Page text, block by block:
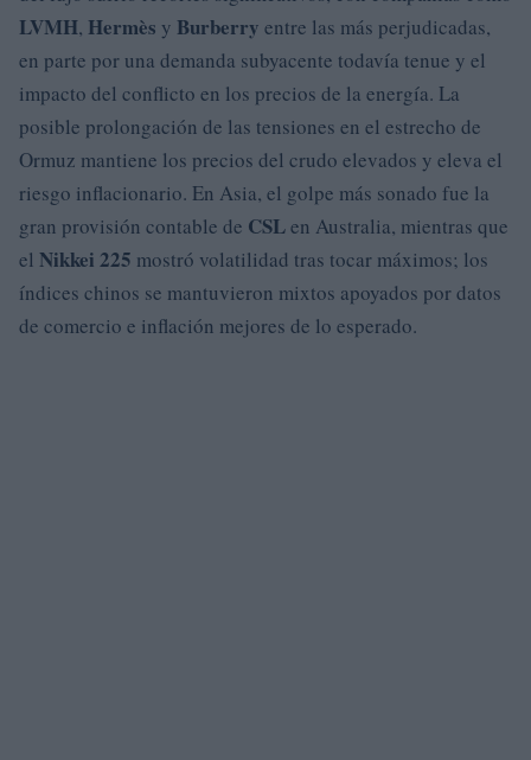
LVMH, Hermès y Burberry entre las más perjudicadas,
en parte por una demanda subyacente todavía tenue y el
impacto del conflicto en los precios de la energía. La
posible prolongación de las tensiones en el estrecho de
Ormuz mantiene los precios del crudo elevados y eleva el
riesgo inflacionario. En Asia, el golpe más sonado fue la
gran provisión contable de CSLen Australia, mientras que
el Nikkei 225 mostró volatilidad tras tocar máximos; los
índices chinos se mantuvieron mixtos apoyados por datos
de comercio e inflación mejores de lo esperado.